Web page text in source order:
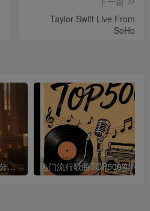
Taylor Swift Live From
SoHo
太阳之子 – 周杰伦 [FLAC 分轨 192Khz 24bit]